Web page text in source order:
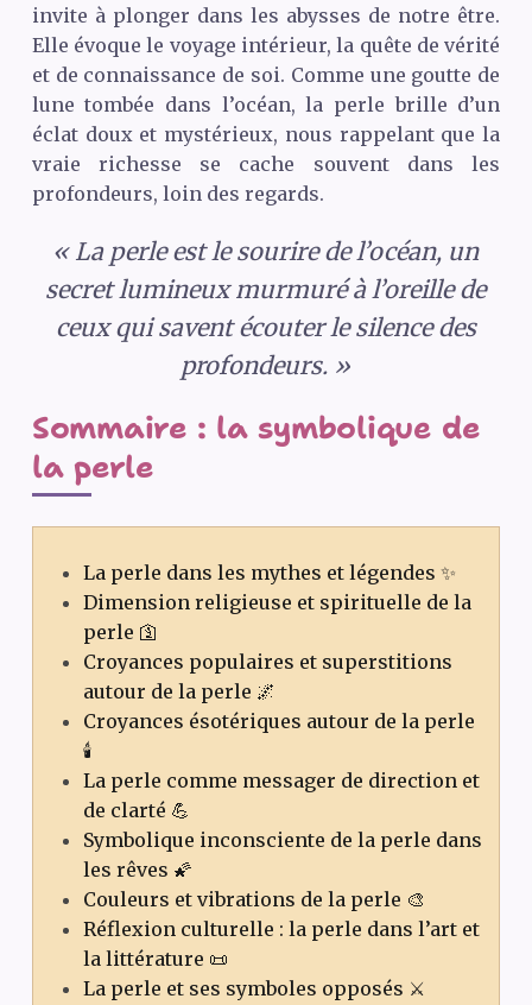
invite à plonger dans les abysses de notre être.
Elle évoque le voyage intérieur, la quête de vérité
et de connaissance de soi. Comme une goutte de
lune tombée dans l’océan, la perle brille d’un
éclat doux et mystérieux, nous rappelant que la
vraie richesse se cache souvent dans les
profondeurs, loin des regards.
« La perle est le sourire de l’océan, un
secret lumineux murmuré à l’oreille de
ceux qui savent écouter le silence des
profondeurs. »
Sommaire : la symbolique de
la perle
La perle dans les mythes et légendes ✨
Dimension religieuse et spirituelle de la
perle 🛐
Croyances populaires et superstitions
autour de la perle 🌌
Croyances ésotériques autour de la perle
🕯️
La perle comme messager de direction et
de clarté 💪
Symbolique inconsciente de la perle dans
les rêves 🌠
Couleurs et vibrations de la perle 🎨
Réflexion culturelle : la perle dans l’art et
la littérature 📜
La perle et ses symboles opposés ⚔️